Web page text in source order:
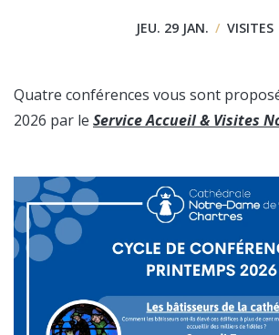
JEU. 29 JAN. / VISITES
Quatre conférences vous sont
2026 par le Service Accueil & Visites